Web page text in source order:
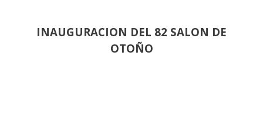
INAUGURACION DEL 82 SALON DE
OTOÑO